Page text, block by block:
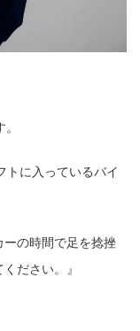
トに入っているバイ
の時間で足を捻挫
ださい。』